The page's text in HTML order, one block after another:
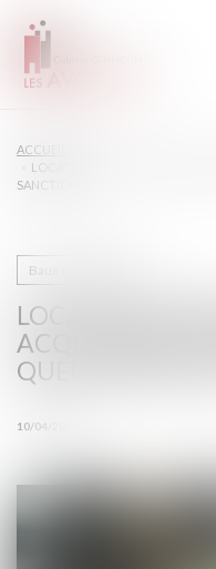
ACCUEIL
LOCATION INTERDITE DU BIEN
SANCTION ?
LOCATION
ACQUIS AVEC
QUELLE
10/04/2024
Baux d'habitation